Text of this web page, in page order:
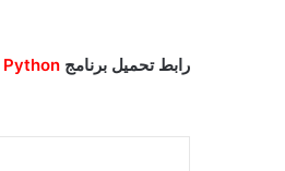
رابط تحميل برنامج Python